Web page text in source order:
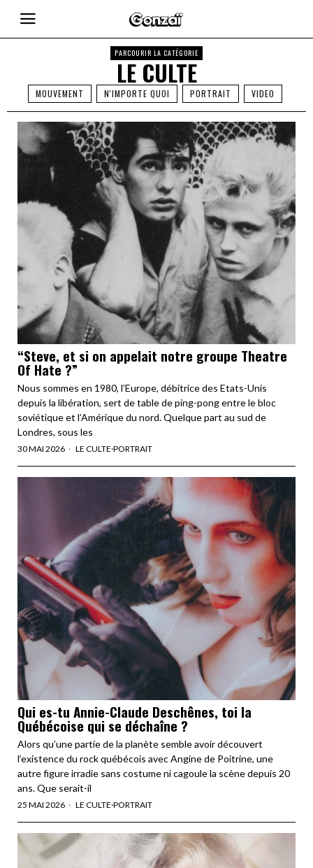
PARCOURIR LA CATÉGORIE
LE CULTE
MOUVEMENT N'IMPORTE QUOI PORTRAIT VIDEO
“Steve, et si on appelait notre groupe Theatre
Of Hate ?”
Nous sommes en 1980, l’Europe, débitrice des Etats-Unis
depuis la libération, sert de table de ping-pong entre le bloc
soviétique et l’Amérique du nord. Quelque part au sud de
Londres, sous les
30 MAI 2026 LE CULTE·PORTRAIT
Qui es-tu Annie-Claude Deschênes, toi la
Québécoise qui se déchaîne ?
Alors qu’une partie de la planète semble avoir découvert
l’existence du rock québécois avec Angine de Poitrine, une
autre figure irradie sans costume ni cagoule la scène depuis 20
ans. Que serait-il
25 MAI 2026 LE CULTE·PORTRAIT